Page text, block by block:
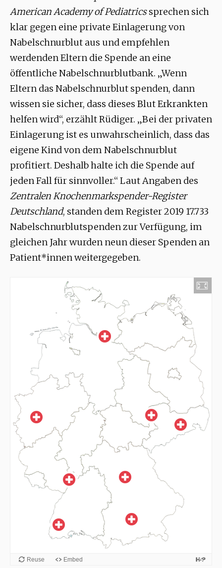
American Academy of Pediatricssprechen sich
klar gegen eine private Einlagerung von
Nabelschnurblut aus und empfehlen
werdenden Eltern die Spende an eine
öffentliche Nabelschnurblutbank. „Wenn
Eltern das Nabelschnurblut spenden, dann
wissen sie sicher, dass dieses Blut Erkrankten
helfen wird“, erzählt Rüdiger. „Bei der privaten
Einlagerung ist es unwahrscheinlich, dass das
eigene Kind von dem Nabelschnurblut
profitiert. Deshalb halte ich die Spende auf
jeden Fall für sinnvoller.“ Laut Angaben des
Zentralen Knochenmarkspender-Register
Deutschland, standen dem Register 2019 17.733
Nabelschnurblutspenden zur Verfügung, im
gleichen Jahr wurden neun dieser Spenden an
Patient*innen weitergegeben.